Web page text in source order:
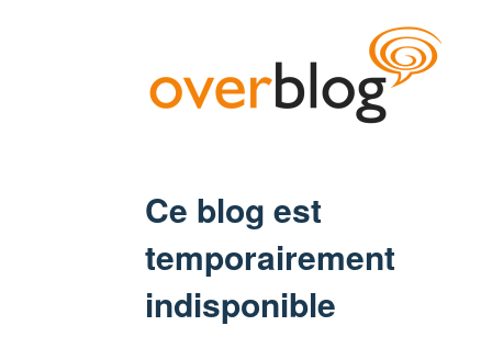
Ce blog est
temporairement
indisponible